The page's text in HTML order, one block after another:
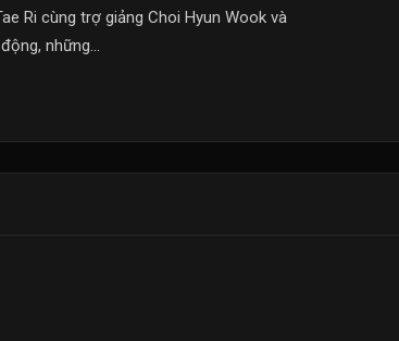
Ri cùng trợ giảng Choi Hyun Wook và
những...